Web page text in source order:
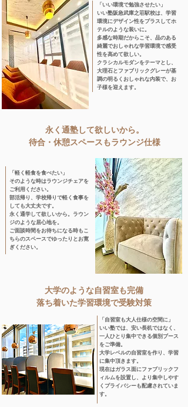
​「いい環境で勉強させたい」​
いい塾阪急武庫之荘駅校は、学習
環境にデザイン性をプラスしてホ
テルのような装いに。
多感な時期だからこそ、品のある
綺麗でおしゃれな学習環境で感受
性を高めて欲しい。
クラシカルモダンをテーマとし、
大理石とファブリックグレーが基
調の​明るくおしゃれな内装で、お
子様を迎えます。
永く通塾して欲しいから。
待合・休憩スペースもラウンジ仕様
​「軽く軽食を食べたい」​
そのような時はラウンジチェアを
ご利用ください。
部活帰り、学校帰りで軽く食事を
しても大丈夫です。
永く通学して欲しいから。ラウン
ジのような居心地を。
ご面談時間をお待ちになる時もこ
ちらのスペースでゆったりとお寛
ぎください。
大学のような自習室も完備
​落ち着いた学習環境で受験対策
​「自習室も大人仕様の空間に」​
いい塾では、安い長机ではなく、
一人ひとり集中できる個別ブース
をご準備。
大学レベルの自習室を作り、学習
に集中頂きます。
現在はガラス面にファブリックフ
ィルムを設置し、より集中しやす
くプライバシーも配慮されていま
す。